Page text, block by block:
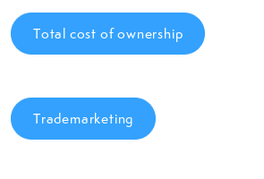
Total cost of ownership
Trademarketing